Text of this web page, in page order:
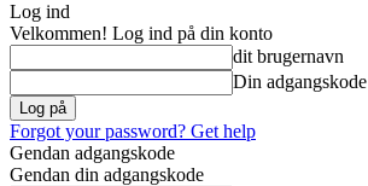
Log ind
Velkommen! Log ind på din konto
dit brugernavn
Din adgangskode
Forgot your password? Get help
Gendan adgangskode
Gendan din adgangskode